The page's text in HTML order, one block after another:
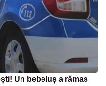
Un bebeluș a rămas